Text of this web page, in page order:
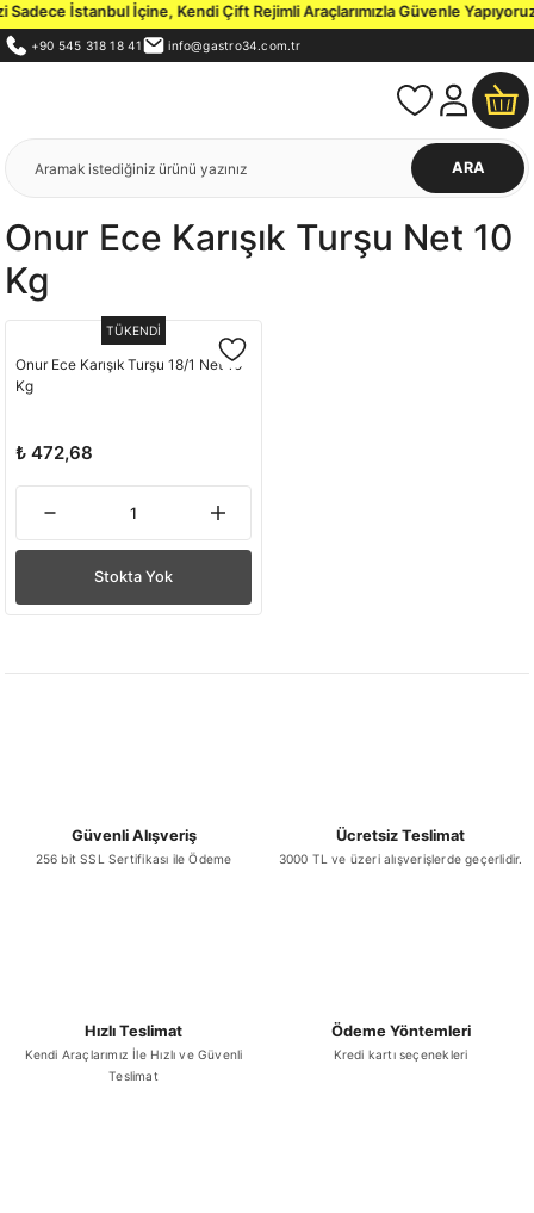
İstanbul İçine, Kendi Çift Rejimli Araçlarımızla Güvenle Yapıyoruz.
+90 545 318 18 41 info@gastro34.com.tr
ARA
Onur Ece Karışık Turşu Net 10
Kg
TÜKENDİ
Onur Ece Karışık Turşu 18/1 Net 10
Kg
₺ 472,68
Stokta Yok
Güvenli Alışveriş
256 bit SSL Sertifikası ile Ödeme
Ücretsiz Teslimat
3000 TL ve üzeri alışverişlerde geçerlidir.
Hızlı Teslimat
Kendi Araçlarımız İle Hızlı ve Güvenli
Teslimat
Ödeme Yöntemleri
Kredi kartı seçenekleri